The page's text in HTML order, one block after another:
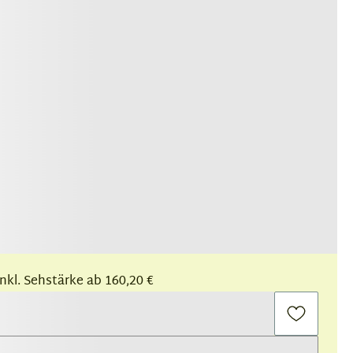
Sehstärke ab 160,20 €